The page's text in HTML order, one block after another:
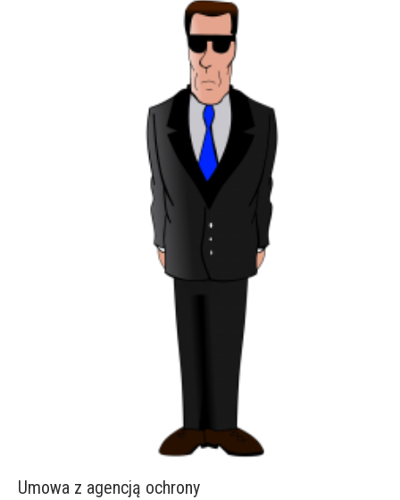
Umowa z agencją ochrony